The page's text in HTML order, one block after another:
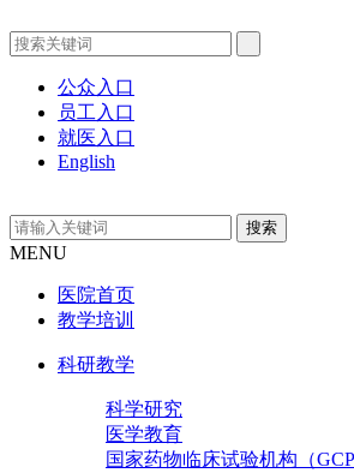
公众入口
员工入口
就医入口
English
MENU
医院首页
教学培训
科研教学
科学研究
医学教育
国家药物临床试验机构（GCP